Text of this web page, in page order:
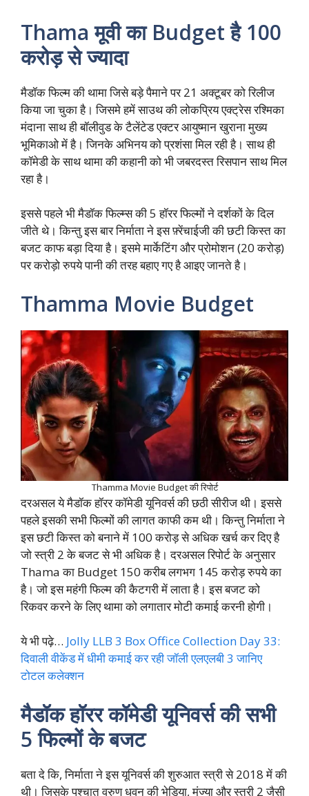
Thama मूवी का Budget है 100
करोड़ से ज्यादा
मैडॉक फिल्म की थामा जिसे बड़े पैमाने पर 21 अक्टूबर को रिलीज
किया जा चुका है। जिसमे हमें साउथ की लोकप्रिय एक्ट्रेस रश्मिका
मंदाना साथ ही बॉलीवुड के टैलेंटेड एक्टर आयुष्मान खुराना मुख्य
भूमिकाओ में है। जिनके अभिनय को प्रशंसा मिल रही है। साथ ही
कॉमेडी के साथ थामा की कहानी को भी जबरदस्त रिसपान साथ मिल
रहा है।
इससे पहले भी मैडॉक फिल्म्स की 5 हॉरर फिल्मों ने दर्शकों के दिल
जीते थे। किन्तु इस बार निर्माता ने इस फ़्रेंचाईजी की छटी किस्त का
बजट काफ बड़ा दिया है। इसमे मार्केटिंग और प्रोमोशन (20 करोड़)
पर करोड़ो रुपये पानी की तरह बहाए गए है आइए जानते है।
Thamma Movie Budget
Thamma Movie Budget की रिपोर्ट
दरअसल ये मैडॉक हॉरर कॉमेडी यूनिवर्स की छठी सीरीज थी। इससे
पहले इसकी सभी फिल्मों की लागत काफी कम थी। किन्तु निर्माता ने
इस छटी किस्त को बनाने में 100 करोड़ से अधिक खर्च कर दिए है
जो स्त्री 2 के बजट से भी अधिक है। दरअसल रिपोर्ट के अनुसार
Thama का Budget 150 करीब लगभग 145 करोड़ रुपये का
है। जो इस महंगी फिल्म की कैटगरी में लाता है। इस बजट को
रिकवर करने के लिए थामा को लगातार मोटी कमाई करनी होगी।
ये भी पढ़े… Jolly LLB 3 Box Office Collection Day 33:
दिवाली वीकेंड में धीमी कमाई कर रही जॉली एलएलबी 3 जानिए
टोटल कलेक्शन
मैडॉक हॉरर कॉमेडी यूनिवर्स की सभी
5 फिल्मों के बजट
बता दे कि, निर्माता ने इस यूनिवर्स की शुरुआत स्त्री से 2018 में की
थी। जिसके पश्चात वरुण धवन की भेड़िया, मुंज्या और स्त्री 2 जैसी